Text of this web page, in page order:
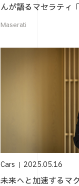
んが語るマセラティ
Maserati
Cars 2025.05.16
未来へと加速するマ